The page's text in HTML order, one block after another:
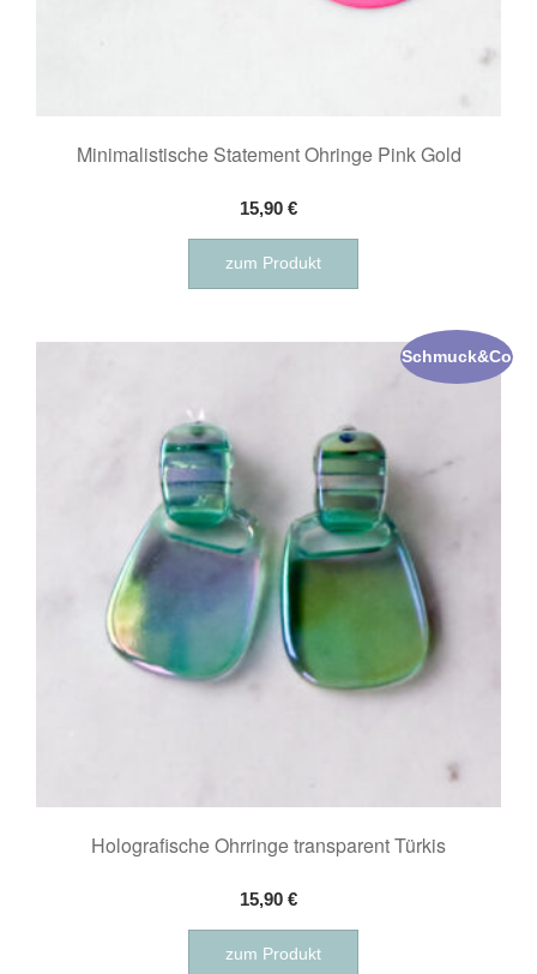
Minimalistische Statement Ohringe Pink Gold
15,90 €
zum Produkt
Schmuck&Co
Holografische Ohrringe transparent Türkis
15,90 €
zum Produkt